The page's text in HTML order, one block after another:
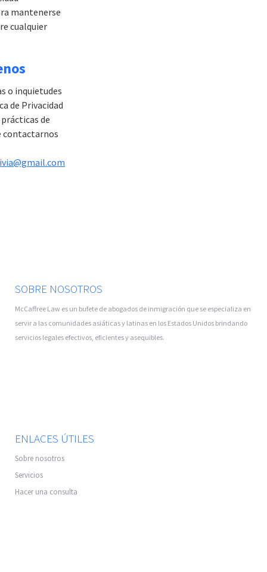
mantenerse
cualquier
o inquietudes
de Privacidad
de
contactarnos
SOBRE NOSOTROS
McCaffree Law es un bufete de abogados de inmigración que se especializa en
servir a las comunidades asiáticas y latinas en los Estados Unidos brindando
servicios legales efectivos, eficientes y asequibles.
ENLACES ÚTILES
Sobre nosotros
Servicios
Hacer una consulta